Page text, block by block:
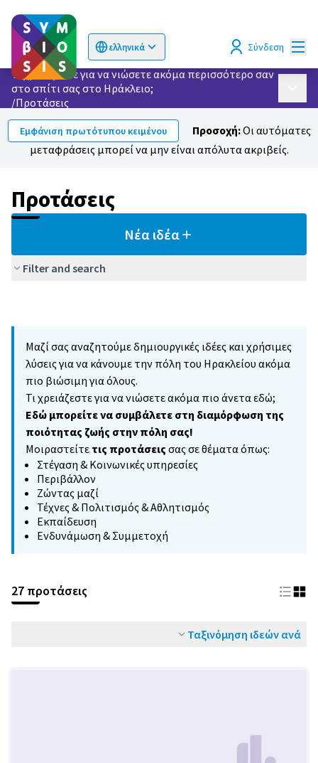
ελληνικά
Choose language Επιλογή γλώσσας Σύνδεση
Τι χρειάζεστε για να νιώσετε ακόμα περισσότερο σαν
στο σπίτι σας στο Ηράκλειο;
/Προτάσεις
Εμφάνιση πρωτότυπου κειμένου Προσοχή:Οι αυτόματες
μεταφράσεις μπορεί να μην είναι απόλυτα ακριβείς.
Προτάσεις
Νέα ιδέα
Filter and search
Μαζί σας αναζητούμε δημιουργικές ιδέες και χρήσιμες
λύσεις για να κάνουμε την πόλη του Ηρακλείου ακόμα
πιο βιώσιμη για όλους.
Τι χρειάζεστε για να νιώσετε ακόμα πιο άνετα εδώ;
Εδώ μπορείτε να συμβάλετε στη διαμόρφωση της
ποιότητας ζωής στην πόλη σας!
Μοιραστείτε τις προτάσεις σας σε θέματα όπως:
Στέγαση & Κοινωνικές υπηρεσίες
Περιβάλλον
Ζώντας μαζί
Τέχνες & Πολιτισμός & Αθλητισμός
Εκπαίδευση
Ενδυνάμωση & Συμμετοχή
27 προτάσεις
Ταξινόμηση ιδεών ανά